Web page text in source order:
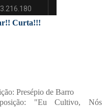
Curta!!!
Presépio de Barro
"Eu Cultivo, Nós